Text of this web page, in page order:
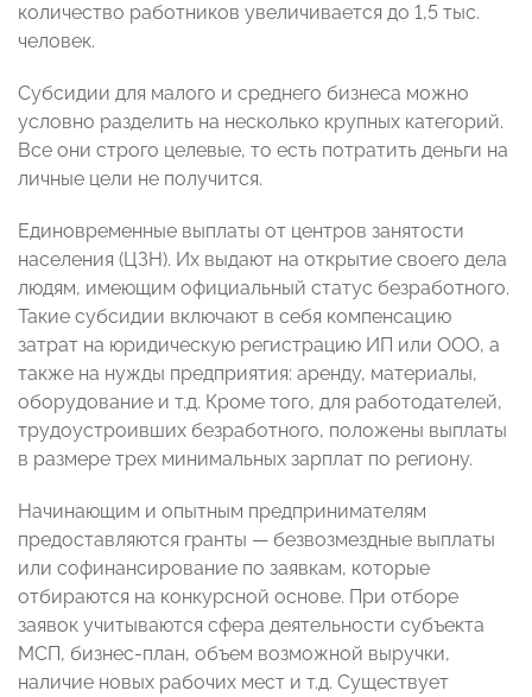
количество работников увеличивается до 1,5 тыс.
человек.
Субсидии для малого и среднего бизнеса можно
условно разделить на несколько крупных категорий.
Все они строго целевые, то есть потратить деньги на
личные цели не получится.
Единовременные выплаты от центров занятости
населения (ЦЗН). Их выдают на открытие своего дела
людям, имеющим официальный статус безработного.
Такие субсидии включают в себя компенсацию
затрат на юридическую регистрацию ИП или ООО, а
также на нужды предприятия: аренду, материалы,
оборудование и т.д. Кроме того, для работодателей,
трудоустроивших безработного, положены выплаты
в размере трех минимальных зарплат по региону.
Начинающим и опытным предпринимателям
предоставляются гранты — безвозмездные выплаты
или софинансирование по заявкам, которые
отбираются на конкурсной основе. При отборе
заявок учитываются сфера деятельности субъекта
МСП, бизнес-план, объем возможной выручки,
наличие новых рабочих мест и т.д. Существует